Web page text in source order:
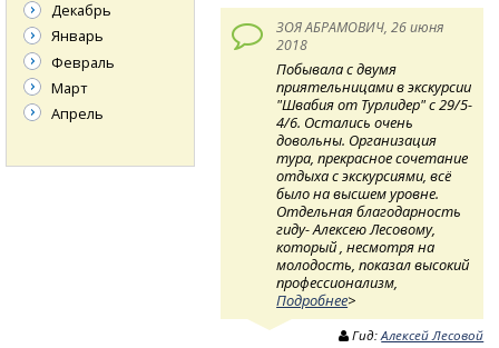
ЗОЯ АБРАМОВИЧ, 26 июня
2018
Побывала с двумя
приятельницами в экскурсии
"Швабия от Турлидер" с 29/5-
4/6. Остались очень
довольны. Организация
тура, прекрасное сочетание
отдыха с экскурсиями, всё
было на высшем уровне.
Отдельная благодарность
гиду- Алексею Лесовому,
который , несмотря на
молодость, показал высокий
профессионализм,
Подробнее>
Гид:Алексей Лесовой
Декабрь
Январь
Февраль
Март
Апрель